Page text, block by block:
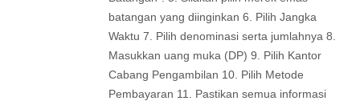
batangan yang diinginkan 6. Pilih Jangka
Waktu 7. Pilih denominasi serta jumlahnya 8.
Masukkan uang muka (DP) 9. Pilih Kantor
Cabang Pengambilan 10. Pilih Metode
Pembayaran 11. Pastikan semua informasi